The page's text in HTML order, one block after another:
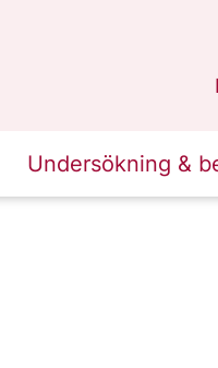
Undersökning &